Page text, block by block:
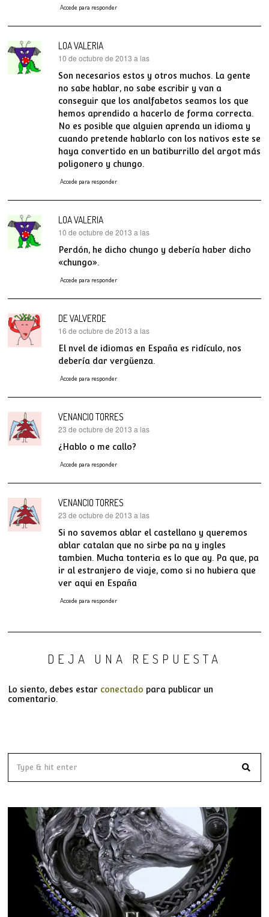
Accede para responder
LOA VALERIA
dice:
10 de octubre de 2013 a las
Son necesarios estos y otros muchos. La gente
no sabe hablar, no sabe escribir y van a
conseguir que los analfabetos seamos los que
hemos aprendido a hacerlo de forma correcta.
No es posible que alguien aprenda un idioma y
cuando pretende hablarlo con los nativos este se
haya convertido en un batiburrillo del argot más
poligonero y chungo.
Accede para responder
LOA VALERIA
dice:
10 de octubre de 2013 a las
Perdón, he dicho chungo y debería haber dicho
«chungo».
Accede para responder
DE VALVERDE
dice:
16 de octubre de 2013 a las
El nvel de idiomas en España es ridículo, nos
debería dar vergüenza.
Accede para responder
VENANCIO TORRES
dice:
23 de octubre de 2013 a las
¿Hablo o me callo?
Accede para responder
VENANCIO TORRES
dice:
23 de octubre de 2013 a las
Si no savemos ablar el castellano y queremos
ablar catalan que no sirbe pa na y ingles
tambien. Mucha tonteria es lo que ay. Pa que, pa
ir al estranjero de viaje, como si no hubiera que
ver aqui en España
Accede para responder
DEJA UNA RESPUESTA
Lo siento, debes estar conectado para publicar un
comentario.